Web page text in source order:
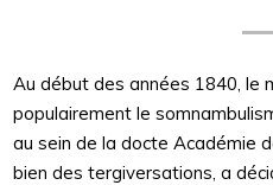
Au début des années 1840, le
populairement le
au sein de la docte Académie
bien des tergiversations, a